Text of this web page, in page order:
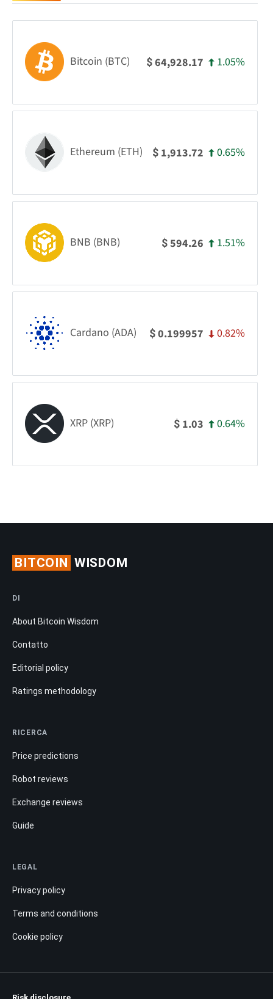
Bitcoin (BTC) $64,928.17 1.05%
Ethereum (ETH) $ 1,913.72 0.65%
BNB (BNB) $594.26 1.51%
Cardano (ADA) $0.199957 0.82%
XRP (XRP) $ 1.03 0.64%
BITCOIN WISDOM
DI
About Bitcoin Wisdom
Contatto
Editorial policy
Ratings methodology
RICERCA
Price predictions
Robot reviews
Exchange reviews
Guide
LEGAL
Privacy policy
Terms and conditions
Cookie policy